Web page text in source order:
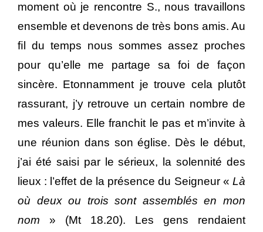
moment où je rencontre S., nous travaillons
ensemble et devenons de très bons amis. Au
ﬁl du temps nous sommes assez proches
pour qu’elle me partage sa foi de façon
sincère. Etonnamment je trouve cela plutôt
rassurant, j’y retrouve un certain nombre de
mes valeurs. Elle franchit le pas et m’invite à
une réunion dans son église. Dès le début,
j’ai été saisi par le sérieux, la solennité des
lieux : l’effet de la présence du Seigneur « Là
où deux ou trois sont assemblés en mon
nom » (Mt 18.20). Les gens rendaient